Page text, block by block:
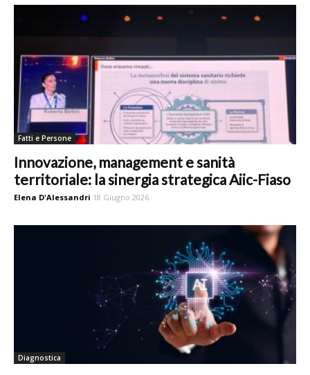
Fatti e Persone
Innovazione, management e sanità
territoriale: la sinergia strategica Aiic-Fiaso
Elena D'Alessandri 18 Giugno 2026
Diagnostica